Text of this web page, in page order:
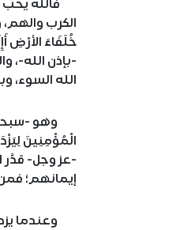
فالله يحب
الكرب
-بإذن الله-،
الله السوء،
وهو -
-عز وجل- قدَّر
إيمانهم؛
وعندما